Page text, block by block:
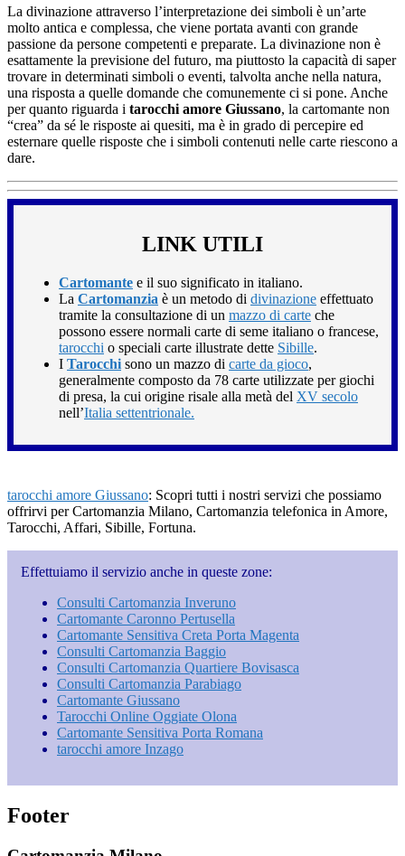
La divinazione attraverso l’interpretazione dei simboli è un’arte
molto antica e complessa, che viene portata avanti con grande
passione da persone competenti e preparate. La divinazione non è
esattamente la previsione del futuro, ma piuttosto la capacità di saper
trovare in determinati simboli o eventi, talvolta anche nella natura,
una risposta a quelle domande che comunemente ci si pone. Anche
per quanto riguarda i tarocchi amore Giussano, la cartomante non
“crea” da sé le risposte ai quesiti, ma è in grado di percepire ed
esternare quelle risposte che i simboli contenuti nelle carte riescono a
dare.
LINK UTILI
Cartomante e il suo significato in italiano.
La Cartomanzia è un metodo di divinazione effettuato
tramite la consultazione di un mazzo di carte che
possono essere normali carte di seme italiano o francese,
tarocchi o speciali carte illustrate dette Sibille.
I Tarocchi sono un mazzo di carte da gioco,
generalmente composto da 78 carte utilizzate per giochi
di presa, la cui origine risale alla metà del XV secolo
nell’Italia settentrionale.
tarocchi amore Giussano: Scopri tutti i nostri servizi che possiamo
offrirvi per Cartomanzia Milano, Cartomanzia telefonica in Amore,
Tarocchi, Affari, Sibille, Fortuna.
Effettuiamo il servizio anche in queste zone:
Consulti Cartomanzia Inveruno
Cartomante Caronno Pertusella
Cartomante Sensitiva Creta Porta Magenta
Consulti Cartomanzia Baggio
Consulti Cartomanzia Quartiere Bovisasca
Consulti Cartomanzia Parabiago
Cartomante Giussano
Tarocchi Online Oggiate Olona
Cartomante Sensitiva Porta Romana
tarocchi amore Inzago
Footer